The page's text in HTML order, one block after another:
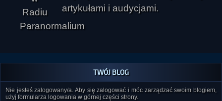
artykułami i audycjami.
TWÓJ BLOG
Nie jesteś zalogowany/a. Aby się zalogować i móc zarządzać swoim blogiem,
użyj formularza logowania w górnej części strony.